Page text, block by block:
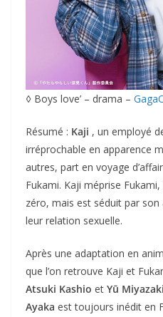
◊ Boys love’ – drama –
Résumé : Kaji , un employé
irréprochable en apparence
autres, part en voyage
Fukami. Kaji méprise
zéro, mais est séduit par
leur relation sexuelle.
Après une adaptation en
que l’on retrouve Kaji et
Atsuki Kashio et Yū Miyazaki
Ayaka est toujours inédit en